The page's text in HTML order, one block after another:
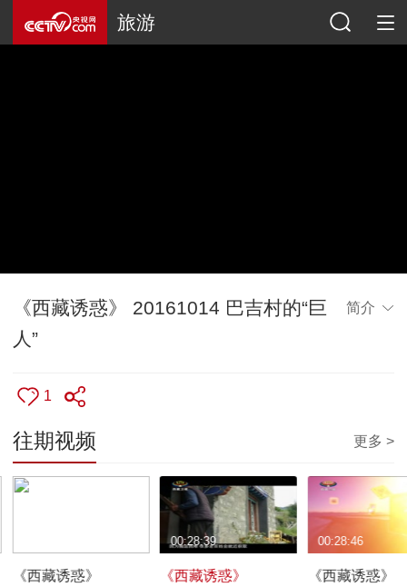
旅游
《西藏诱惑》 20161014 巴吉村的“巨
人”
简介
1
往期视频 更多 >
《西藏诱惑》
《西藏诱惑》
00:28:39
《西藏诱惑》
00:28:46